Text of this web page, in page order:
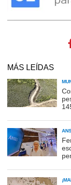
MÁS LEÍDAS